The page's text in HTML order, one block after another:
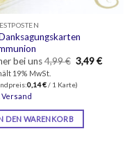
bei uns 4,99€
Preis
4,99 €
3,49€
19% MwSt.
0,14€/ 1 Karte)
Versand
DEN WARENKORB